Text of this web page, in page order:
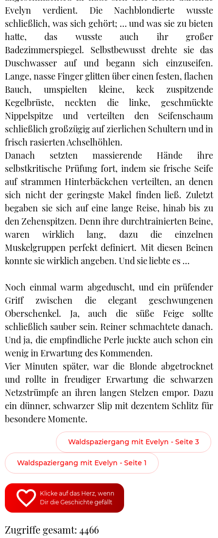
Evelyn verdient. Die Nachblondierte wusste
schließlich, was sich gehört; … und was sie zu bieten
hatte, das wusste auch ihr großer
Badezimmerspiegel. Selbstbewusst drehte sie das
Duschwasser auf und begann sich einzuseifen.
Lange, nasse Finger glitten über einen festen, flachen
Bauch, umspielten kleine, keck zuspitzende
Kegelbrüste, neckten die linke, geschmückte
Nippelspitze und verteilten den Seifenschaum
schließlich großzügig auf zierlichen Schultern und in
frisch rasierten Achselhöhlen.
Danach setzten massierende Hände ihre
selbstkritische Prüfung fort, indem sie frische Seife
auf strammen Hinterbäckchen verteilten, an denen
sich nicht der geringste Makel finden ließ. Zuletzt
begaben sie sich auf eine lange Reise, hinab bis zu
den Zehenspitzen. Denn ihre durchtrainierten Beine,
waren wirklich lang, dazu die einzelnen
Muskelgruppen perfekt definiert. Mit diesen Beinen
konnte sie wirklich angeben. Und sie liebte es …
Noch einmal warm abgeduscht, und ein prüfender
Griff zwischen die elegant geschwungenen
Oberschenkel. Ja, auch die süße Feige sollte
schließlich sauber sein. Reiner schmachtete danach.
Und ja, die empfindliche Perle juckte auch schon ein
wenig in Erwartung des Kommenden.
Vier Minuten später, war die Blonde abgetrocknet
und rollte in freudiger Erwartung die schwarzen
Netzstrümpfe an ihren langen Stelzen empor. Dazu
ein dünner, schwarzer Slip mit dezentem Schlitz für
besondere Momente.
Waldspaziergang mit Evelyn - Seite 3
Waldspaziergang mit Evelyn - Seite 1
Klicke auf das Herz, wenn
Dir die Geschichte gefällt
Zugriffe gesamt: 4466